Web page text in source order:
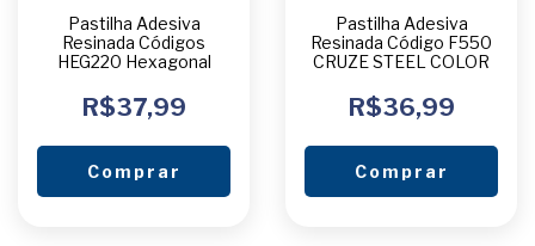
Pastilha Adesiva
Resinada Códigos
HEG220 Hexagonal
R$37,99
Comprar
Pastilha Adesiva
Resinada Código F550
CRUZE STEEL COLOR
R$36,99
Comprar